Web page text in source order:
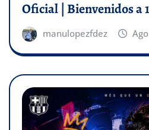
Oficial | Bienvenidos a
manulopezfdez